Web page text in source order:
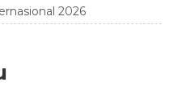
2026